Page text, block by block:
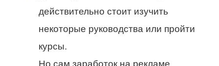
действительно стоит изучить
некоторые руководства или пройти
курсы.